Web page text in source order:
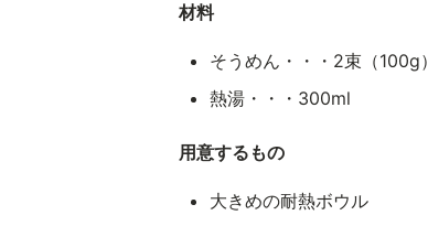
材料
そうめん・・・2束（100g）
熱湯・・・300ml
用意するもの
大きめの耐熱ボウル